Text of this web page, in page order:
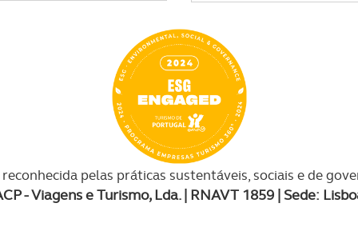
pelas práticas sustentáveis, sociais e de
- Viagens e Turismo, Lda. | RNAVT 1859 | Sede: